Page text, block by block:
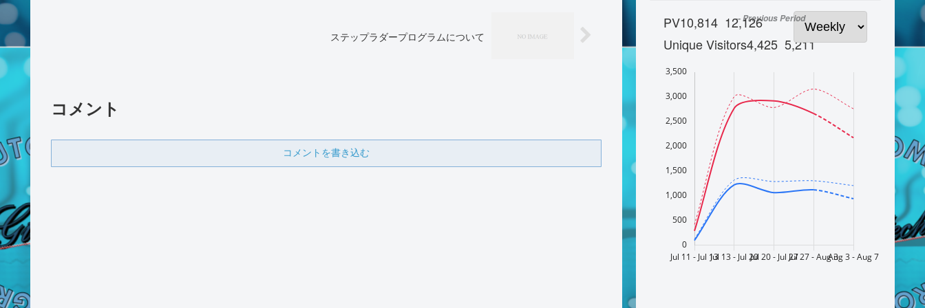
ステップラダープログラムについて
コメント
コメントを書き込む
-- Previous Period
PV10,814 12,126
Unique Visitors4,425 5,211